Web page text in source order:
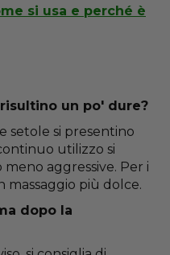
si usa e perché è
un po' dure?
setole si presentino
utilizzo si
aggressive. Per i
massaggio più dolce.
dopo la